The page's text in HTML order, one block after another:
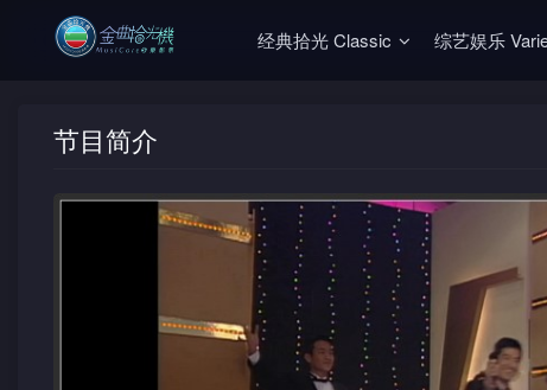
经典拾光 Classic 综艺娱乐
节目简介